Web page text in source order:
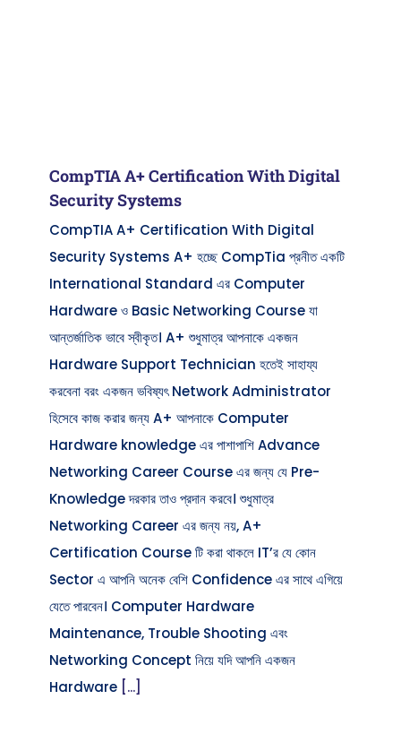
CompTIA A+ Certification With Digital
Security Systems
CompTIA A+ Certification With Digital
Security Systems A+ হচ্ছে CompTia প্রনীত একটি
International Standard এর Computer
Hardware ও Basic Networking Course যা
আন্তর্জাতিক ভাবে স্বীকৃত। A+ শুধুমাত্র আপনাকে একজন
Hardware Support Technician হতেই সাহায্য
করবেনা বরং একজন ভবিষ্যৎ Network Administrator
হিসেবে কাজ করার জন্য A+ আপনাকে Computer
Hardware knowledge এর পাশাপাশি Advance
Networking Career Course এর জন্য যে Pre-
Knowledge দরকার তাও প্রদান করবে। শুধুমাত্র
Networking Career এর জন্য নয়, A+
Certification Course টি করা থাকলে IT’র যে কোন
Sector এ আপনি অনেক বেশি Confidence এর সাথে এগিয়ে
যেতে পারবেন। Computer Hardware
Maintenance, Trouble Shooting এবং
Networking Concept নিয়ে যদি আপনি একজন
Hardware [...]